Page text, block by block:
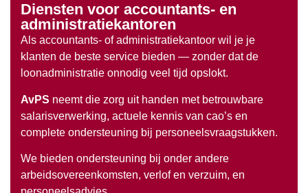
Diensten voor accountants- en
administratiekantoren
Als accountants- of administratiekantoor wil je je
klanten de beste service bieden — zonder dat de
loonadministratie onnodig veel tijd opslokt.
AvPS neemt die zorg uit handen met betrouwbare
salarisverwerking, actuele kennis van cao’s en
complete ondersteuning bij personeelsvraagstukken.
We bieden ondersteuning bij onder andere
arbeidsovereenkomsten, verlof en verzuim, en